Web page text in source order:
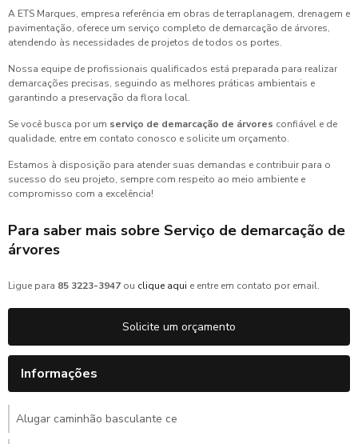
A ETS Marques, empresa referência em obras de terraplanagem, drenagem e
pavimentação, oferece um serviço completo de demarcação de árvores,
atendendo às necessidades de projetos de todos os portes.
Nossa equipe de profissionais qualificados está preparada para realizar
demarcações precisas, seguindo as melhores práticas ambientais e
garantindo a preservação da flora local.
Se você busca por um serviço de demarcação de árvores confiável e de
qualidade, entre em contato conosco e solicite um orçamento.
Estamos à disposição para atender suas demandas e contribuir para o
sucesso do seu projeto, sempre com respeito ao meio ambiente e
compromisso com a excelência!
Para saber mais sobre Serviço de demarcação de
árvores
Ligue para 85 3223-3947 ou clique aqui e entre em contato por email.
Solicite um orçamento
Informações
Alugar caminhão basculante ce